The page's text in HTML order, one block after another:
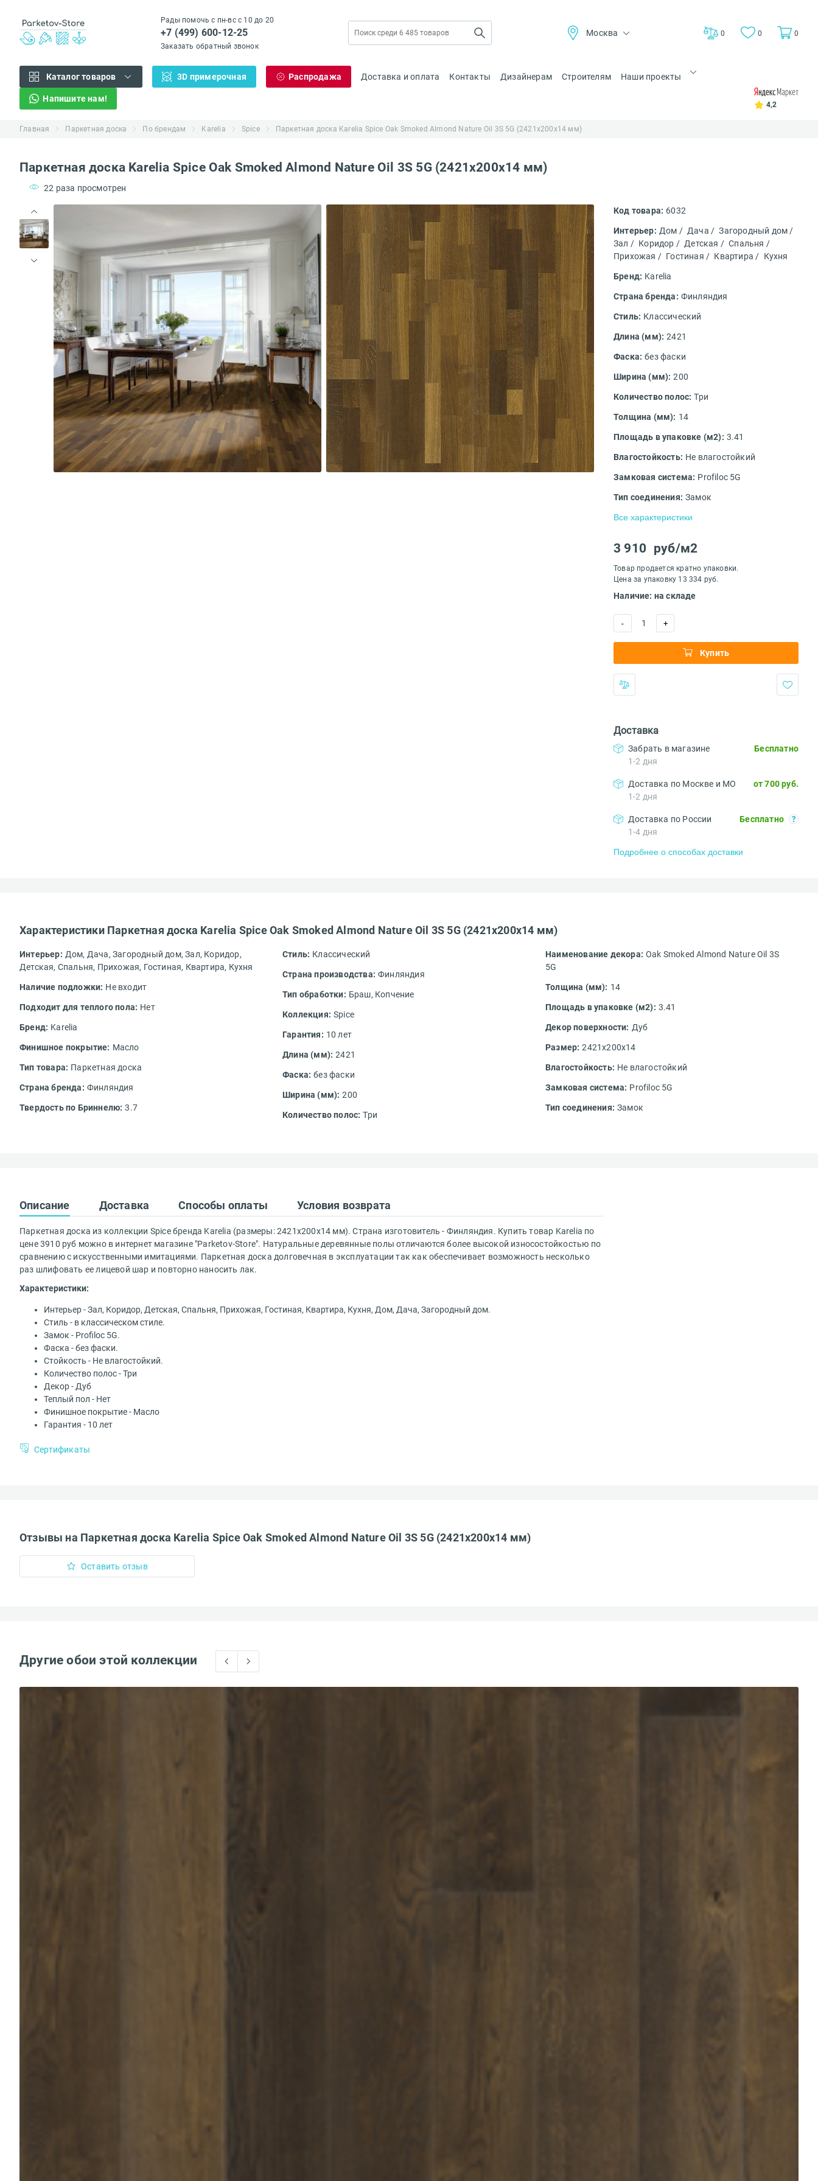
Рады помочь с пн-вс с 10 до 20
+7 (499) 600-12-25
Заказать обратный звонок
Москва 0 0 0
Каталог товаров 3D примерочная Распродажа Доставка и оплата Контакты Дизайнерам Строителям Наши проекты
Напишите нам!
4,2
Главная Паркетная доска По брендам Karelia Spice Паркетная доска Karelia Spice Oak Smoked Almond Nature Oil 3S 5G (2421х200х14 мм)
Паркетная доска Karelia Spice Oak Smoked Almond Nature Oil 3S 5G (2421х200х14 мм)
22 раза просмотрен
Код товара: 6032
Интерьер: Дом / Дача / Загородный дом /
Зал / Коридор / Детская / Спальня /
Прихожая / Гостиная / Квартира / Кухня
Бренд: Karelia
Страна бренда: Финляндия
Стиль: Классический
Длина (мм): 2421
Фаска: без фаски
Ширина (мм): 200
Количество полос: Три
Толщина (мм): 14
Площадь в упаковке (м2): 3.41
Влагостойкость: Не влагостойкий
Замковая система: Profiloc 5G
Тип соединения: Замок
Все характеристики
3 910 руб/м2
Товар продается кратно упаковки.
Цена за упаковку 13 334 руб.
Наличие: на складе
- 1 +
Купить
Доставка
Забрать в магазине
1-2 дня
Бесплатно
Доставка по Москве и МО
1-2 дня
от 700 руб.
Доставка по России
1-4 дня
Бесплатно
Подробнее о способах доставки
Характеристики Паркетная доска Karelia Spice Oak Smoked Almond Nature Oil 3S 5G (2421х200х14 мм)
Интерьер: Дом, Дача, Загородный дом,Зал, Коридор,
Детская, Спальня, Прихожая, Гостиная, Квартира, Кухня
Наличие подложки: Не входит
Подходит для теплого пола: Нет
Бренд: Karelia
Финишное покрытие: Масло
Тип товара: Паркетная доска
Страна бренда: Финляндия
Твердость по Бриннелю: 3.7
Стиль: Классический
Страна производства: Финляндия
Тип обработки: Браш, Копчение
Коллекция: Spice
Гарантия: 10 лет
Длина (мм): 2421
Фаска: без фаски
Ширина (мм): 200
Количество полос: Три
Наименование декора: Oak Smoked Almond Nature Oil 3S
5G
Толщина (мм): 14
Площадь в упаковке (м2): 3.41
Декор поверхности: Дуб
Размер: 2421х200х14
Влагостойкость: Не влагостойкий
Замковая система: Profiloc 5G
Тип соединения: Замок
Описание Доставка Способы оплаты Условия возврата
Паркетная доска из коллекции Spice бренда Karelia (размеры: 2421х200х14 мм). Страна изготовитель - Финляндия. Купить товар Karelia по
цене 3910 руб можно в интернет магазине "Parketov-Store". Натуральные деревянные полы отличаются более высокой износостойкостью по
сравнению с искусственными имитациями. Паркетная доска долговечная в эксплуатации так как обеспечивает возможность несколько
раз шлифовать ее лицевой шар и повторно наносить лак.
Характеристики:
Интерьер - Зал, Коридор, Детская, Спальня, Прихожая, Гостиная, Квартира, Кухня, Дом, Дача, Загородный дом.
Стиль - в классическом стиле.
Замок - Profiloc 5G.
Фаска - без фаски.
Стойкость - Не влагостойкий.
Количество полос - Три
Декор - Дуб
Теплый пол - Нет
Финишное покрытие - Масло
Гарантия - 10 лет
Сертификаты
Отзывы на Паркетная доска Karelia Spice Oak Smoked Almond Nature Oil 3S 5G (2421х200х14 мм)
Оставить отзыв
Другие обои этой коллекции
Ваше имя* Ваш e-mail адрес*
Получать эксклюзивные скидки и
Вам понравился сайт?*